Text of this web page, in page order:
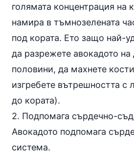
голямата концентрация на
намира в тъмнозелената
под кората. Ето защо най-
да разрежете авокадото на
половини, да махнете
изгребете вътрешността с
до кората).
2. Подпомага сърдечно-
Авокадото подпомага
система.